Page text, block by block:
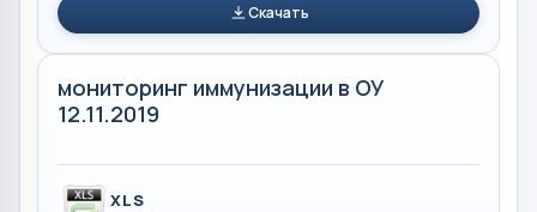
Скачать
мониторинг иммунизации в ОУ
12.11.2019
XLS